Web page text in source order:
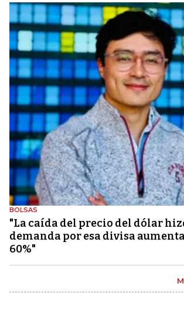
BOLSAS
"La caída del precio del dólar
demanda por esa divisa
60%"